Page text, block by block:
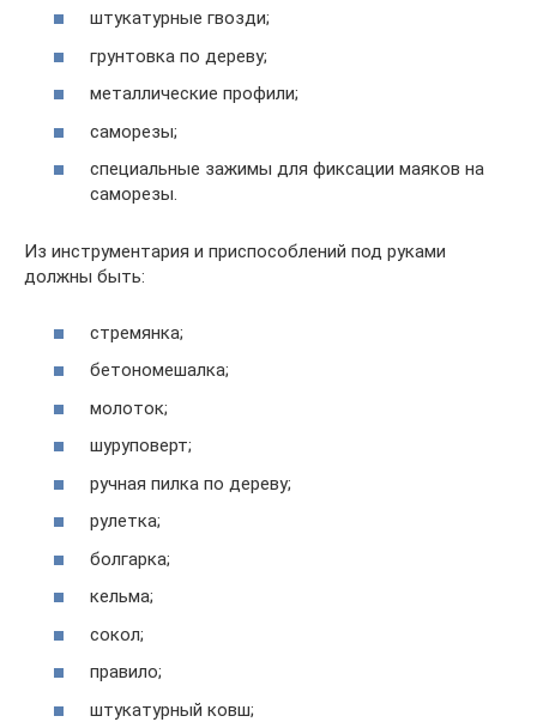
штукатурные гвозди;
грунтовка по дереву;
металлические профили;
саморезы;
специальные зажимы для фиксации маяков на
саморезы.
Из инструментария и приспособлений под руками
должны быть:
стремянка;
бетономешалка;
молоток;
шуруповерт;
ручная пилка по дереву;
рулетка;
болгарка;
кельма;
сокол;
правило;
штукатурный ковш;